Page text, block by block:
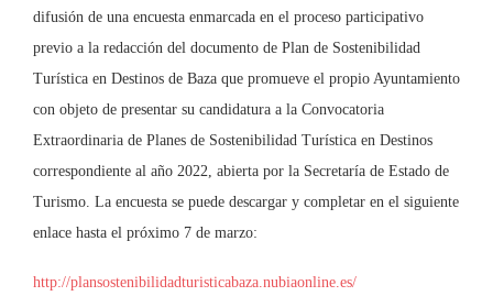
difusión de una encuesta enmarcada en el proceso participativo
previo a la redacción del documento de Plan de Sostenibilidad
Turística en Destinos de Baza que promueve el propio Ayuntamiento
con objeto de presentar su candidatura a la Convocatoria
Extraordinaria de Planes de Sostenibilidad Turística en Destinos
correspondiente al año 2022, abierta por la Secretaría de Estado de
Turismo. La encuesta se puede descargar y completar en el siguiente
enlace hasta el próximo 7 de marzo:
http://plansostenibilidadturisticabaza.nubiaonline.es/